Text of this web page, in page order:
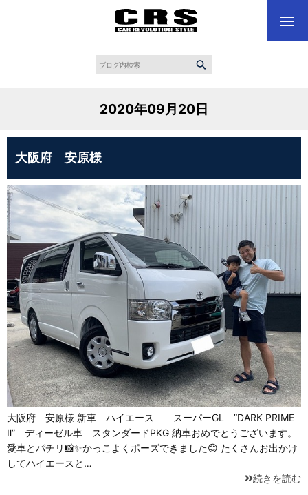
2020年09月20日
大阪府 安原様
大阪府 安原様 新車 ハイエース スーパーGL ”DARK PRIME
Ⅱ” ディーゼル車 スタンダードPKG 納車おめでとうございます。
愛車とパチリ📸✨かっこよくポーズできました😊 たくさんお出かけ
してハイエースと…
続きを読む